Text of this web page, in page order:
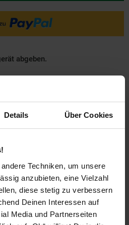
Details Über Cookies
Techniken, um unsere
anzubieten, eine Vielzahl
diese stetig zu verbessern
Deinen Interessen auf
Media und Partnerseiten
abgeben.
Extra°Punkte: